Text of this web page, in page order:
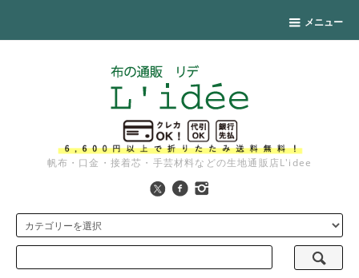
メニュー
帆布・口金・接着芯・手芸材料などの生地通販店L'idee